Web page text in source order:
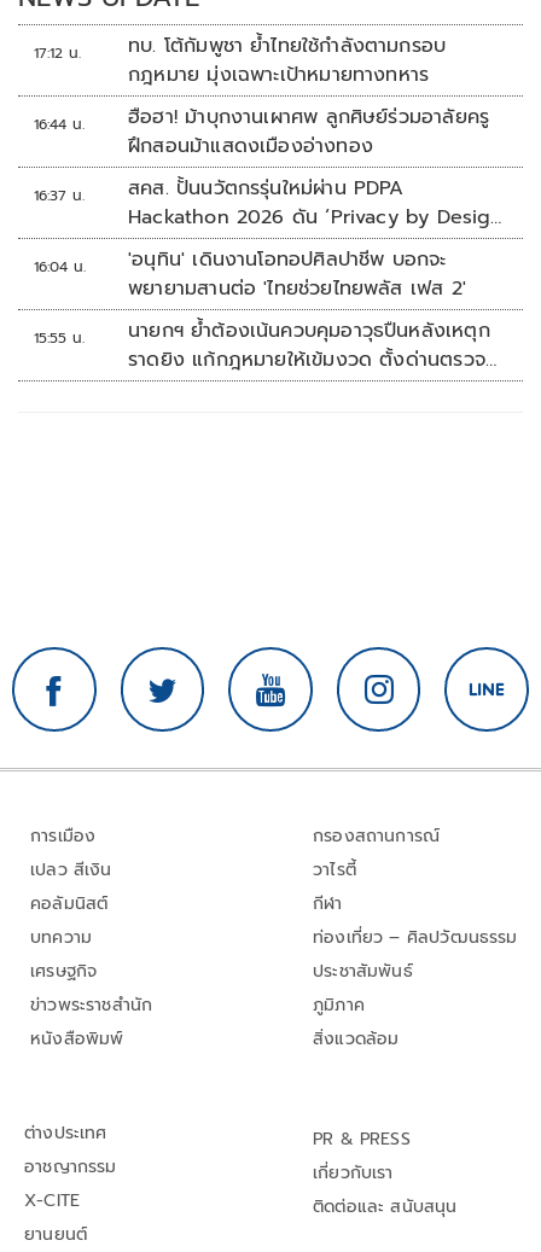
17:12 น.
ทบ. โต้กัมพูชา ย้ำไทยใช้กำลังตามกรอบ
กฎหมาย มุ่งเฉพาะเป้าหมายทางทหาร
16:44 น.
ฮือฮา! ม้าบุกงานเผาศพ ลูกศิษย์ร่วมอาลัยครู
ฝึกสอนม้าแสดงเมืองอ่างทอง
16:37 น.
สคส. ปั้นนวัตกรรุ่นใหม่ผ่าน PDPA
Hackathon 2026 ดัน ‘Privacy by Design
for all’ สู่โซลูชันคุ้มครองข้อมูลส่วนบุคคลที่
ใช้ได้จริง
16:04 น.
'อนุทิน' เดินงานโอทอปศิลปาชีพ บอกจะ
พยายามสานต่อ 'ไทยช่วยไทยพลัส เฟส 2'
15:55 น.
นายกฯ ย้ำต้องเน้นควบคุมอาวุธปืนหลังเหตุก
ราดยิง แก้กฎหมายให้เข้มงวด ตั้งด่านตรวจ
เพิ่ม
การเมือง
เปลว สีเงิน
คอลัมนิสต์
บทความ
เศรษฐกิจ
ข่าวพระราชสำนัก
หนังสือพิมพ์
กรองสถานการณ์
วาไรตี้
กีฬา
ท่องเที่ยว – ศิลปวัฒนธรรม
ประชาสัมพันธ์
ภูมิภาค
สิ่งแวดล้อม
ต่างประเทศ
อาชญากรรม
X-CITE
ยานยนต์
PR & PRESS
เกี่ยวกับเรา
ติดต่อและ สนับสนุน